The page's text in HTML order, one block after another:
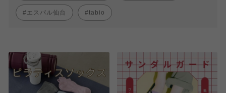
エスパル仙台 tabio